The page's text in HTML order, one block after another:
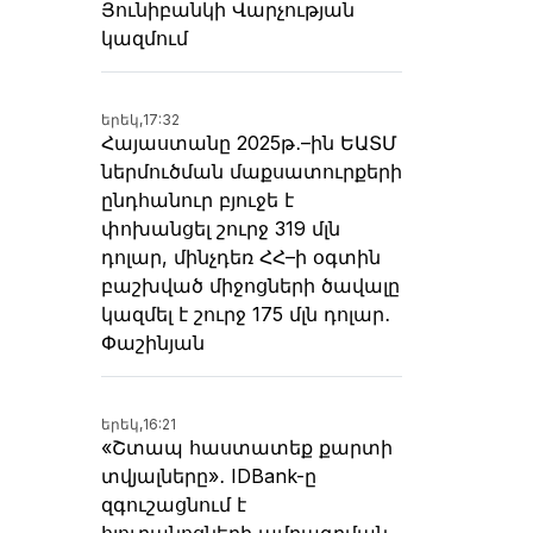
Յունիբանկի Վարչության
կազմում
երեկ,17:32
Հայաստանը 2025թ․–ին ԵԱՏՄ
ներմուծման մաքսատուրքերի
ընդհանուր բյուջե է
փոխանցել շուրջ 319 մլն
դոլար, մինչդեռ ՀՀ–ի օգտին
բաշխված միջոցների ծավալը
կազմել է շուրջ 175 մլն դոլար․
Փաշինյան
երեկ,16:21
«Շտապ հաստատեք քարտի
տվյալները»․ IDBank-ը
զգուշացնում է